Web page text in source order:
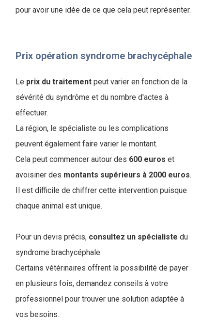
pour avoir une idée de ce que cela peut représenter.
Prix opération syndrome brachycéphale
Le prix du traitement peut varier en fonction de la
sévérité du syndrôme et du nombre d'actes à
effectuer.
La région, le spécialiste ou les complications
peuvent également faire varier le montant.
Cela peut commencer autour des 600 euros et
avoisiner des montants supérieurs à 2000 euros.
Il est difficile de chiffrer cette intervention puisque
chaque animal est unique.
Pour un devis précis, consultez un spécialiste du
syndrome brachycéphale.
Certains vétérinaires offrent la possibilité de payer
en plusieurs fois, demandez conseils à votre
professionnel pour trouver une solution adaptée à
vos besoins.